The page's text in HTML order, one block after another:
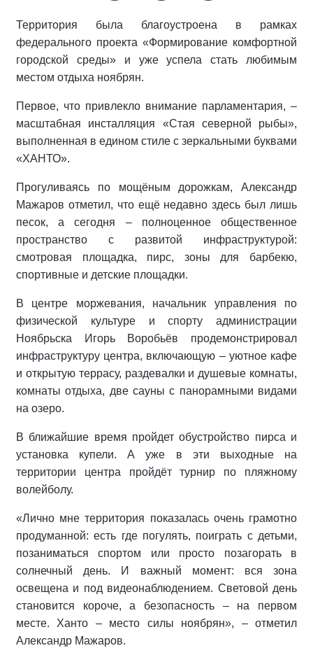
Территория была благоустроена в рамках
федерального проекта «Формирование комфортной
городской среды» и уже успела стать любимым
местом отдыха ноябрян.
Первое, что привлекло внимание парламентария, –
масштабная инсталляция «Стая северной рыбы»,
выполненная в едином стиле с зеркальными буквами
«ХАНТО».
Прогуливаясь по мощёным дорожкам, Александр
Мажаров отметил, что ещё недавно здесь был лишь
песок, а сегодня – полноценное общественное
пространство с развитой инфраструктурой:
смотровая площадка, пирс, зоны для барбекю,
спортивные и детские площадки.
В центре моржевания, начальник управления по
физической культуре и спорту администрации
Ноябрьска Игорь Воробьёв продемонстрировал
инфраструктуру центра, включающую – уютное кафе
и открытую террасу, раздевалки и душевые комнаты,
комнаты отдыха, две сауны с панорамными видами
на озеро.
В ближайшие время пройдет обустройство пирса и
установка купели. А уже в эти выходные на
территории центра пройдёт турнир по пляжному
волейболу.
«Лично мне территория показалась очень грамотно
продуманной: есть где погулять, поиграть с детьми,
позаниматься спортом или просто позагорать в
солнечный день. И важный момент: вся зона
освещена и под видеонаблюдением. Световой день
становится короче, а безопасность – на первом
месте. Ханто – место силы ноябрян», – отметил
Александр Мажаров.